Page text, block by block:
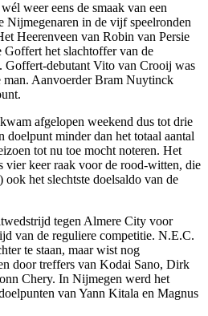
weer eens de smaak van een
Nijmegenaren in de vijf speelronden
Heerenveen van Robin van Persie
Goffert het slachtoffer van de
Goffert-debutant Vito van Crooij was
man. Aanvoerder Bram Nuytinck
afgelopen weekend dus tot drie
doelpunt minder dan het totaal aantal
tot nu toe mocht noteren. Het
vier keer raak voor de rood-witten, die
het slechtste doelsaldo van de
tegen Almere City voor
van de reguliere competitie. N.E.C.
te staan, maar wist nog
door treffers van Kodai Sano, Dirk
Chery. In Nijmegen werd het
van Yann Kitala en Magnus